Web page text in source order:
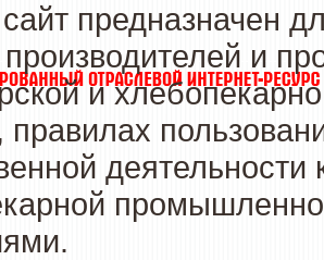
предназначен
и
и
правилах